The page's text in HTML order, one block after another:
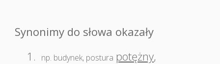
Synonimy do słowa okazały
1.
np. budynek, postura potężny,